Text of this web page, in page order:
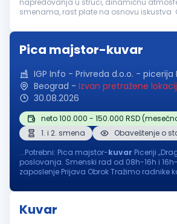
napredovanja u struci, dinamičnu
smenama, rast plate na osnovu iskustva Od Vas očekujemo:
iskustvo poželjno Mogućnost...
Pica majstor-kuvar
IGP Info - Privreda d.o.o. - picerija
Beograd - Izvan pretražene
30.08.2026
neto 100.000 - 150.000 RSD
1. i 2. smena
Obaveštenje o
...Potrebni: Pica majstor-kuvar Piceriji
poslovanja. Smenski rad od 08h-16h i 16h-23h.
zaposlenje Prijava Obrok Tražimo radnike koji žele da rade u
Kuvar